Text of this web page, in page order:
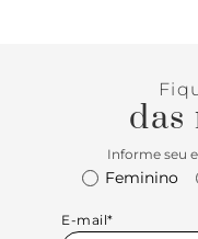
das
Informe seu
Feminino
E-mail*